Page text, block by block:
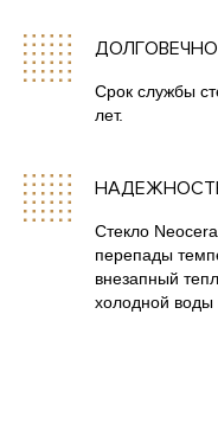
Срок службы
лет.
Стекло
перепады
внезапный
холодной воды